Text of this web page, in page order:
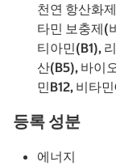
천연 항산화
타민 보충제(
티아민(B1),
산(B5), 바이
민B12, 비타
등록 성분
에너지